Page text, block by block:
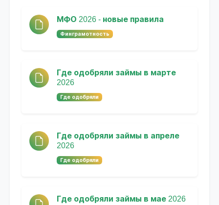
МФО 2026 - новые правила
Финграмотность
Где одобряли займы в марте
2026
Где одобряли
Где одобряли займы в апреле
2026
Где одобряли
Где одобряли займы в мае 2026